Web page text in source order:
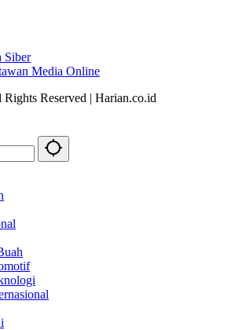
Siber
Media Online
Reserved | Harian.co.id